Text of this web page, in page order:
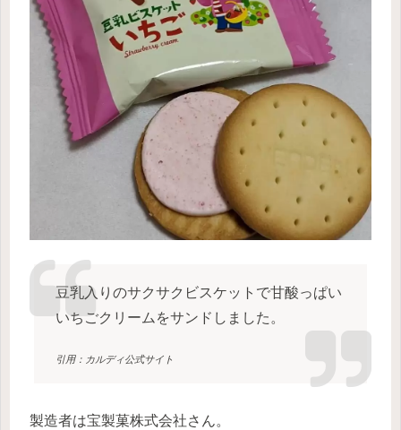
豆乳入りのサクサクビスケットで甘酸っぱい
いちごクリームをサンドしました。
引用：カルディ公式サイト
製造者は宝製菓株式会社さん。